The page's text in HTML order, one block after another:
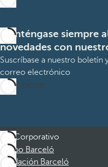
Manténgase siempre
novedades con
Suscríbase a nuestro boletín
correo electrónico
Suscribirme
Corporativo
Grupo Barceló
Fundación Barceló